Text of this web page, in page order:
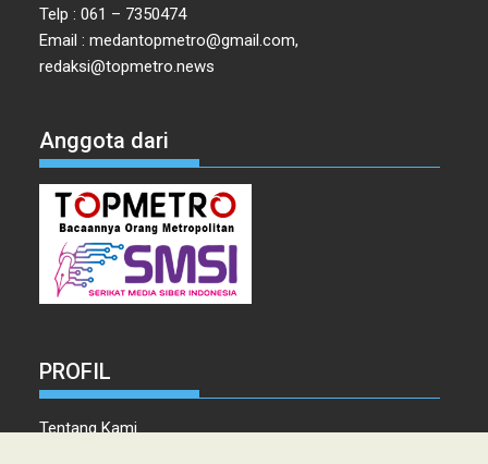
Telp : 061 – 7350474
Email : medantopmetro@gmail.com,
redaksi@topmetro.news
Anggota dari
PROFIL
Tentang Kami